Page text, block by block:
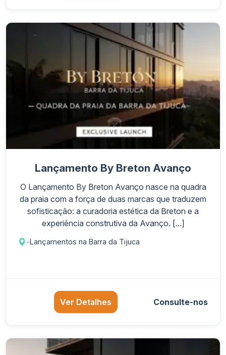
Lançamento By Breton Avanço
O Lançamento By Breton Avanço nasce na quadra
da praia com a força de duas marcas que traduzem
sofisticação: a curadoria estética da Breton e a
experiência construtiva da Avanço. [...]
-Lançamentos na Barra da Tijuca
Ver Detalhes Consulte-nos